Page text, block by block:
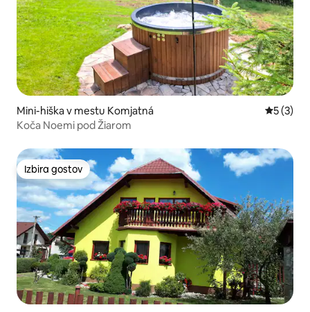
Mini-hiška v mestu Komjatná
5 (3)
Koča Noemi pod Žiarom
Izbira gostov
Izbira gostov